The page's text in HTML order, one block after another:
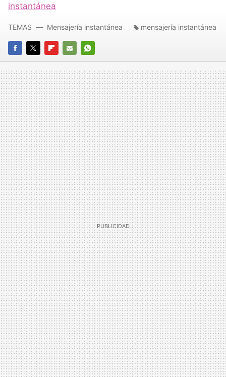
instantánea
FACEBOOK
TWITTERFLIPBOARD
E-
MAIL
WHATSAPP
TEMAS Mensajería instantánea mensajería instantánea